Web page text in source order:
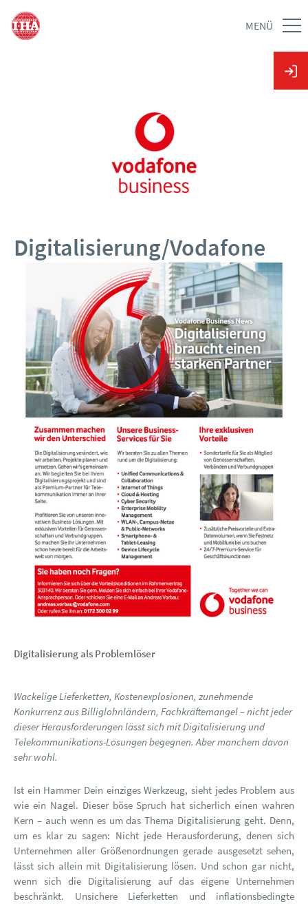
MENÜ
Digitalisierung/Vodafone
Digitalisierung als Problemlöser
Wackelige Lieferketten, Kostenexplosionen, zunehmende
Konkurrenz aus Billiglohnländern, Fachkräftemangel – nicht jeder
dieser Herausforderungen lässt sich mit Digitalisierung und
Telekommunikations-Lösungen begegnen. Aber manchem davon
sehr wohl.
Ist ein Hammer Dein einziges Werkzeug, sieht jedes Problem aus
wie ein Nagel. Dieser böse Spruch hat sicherlich einen wahren
Kern – auch wenn es um das Thema Digitalisierung geht. Denn,
um es klar zu sagen: Nicht jede Herausforderung, denen sich
Unternehmen aller Größenordnungen gerade ausgesetzt sehen,
lässt sich allein mit Digitalisierung lösen. Und schon gar nicht,
wenn sich die Digitalisierung auf das eigene Unternehmen
beschränkt. Unsichere Lieferketten und inflationsbedingte